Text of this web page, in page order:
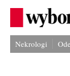
Nekrologi